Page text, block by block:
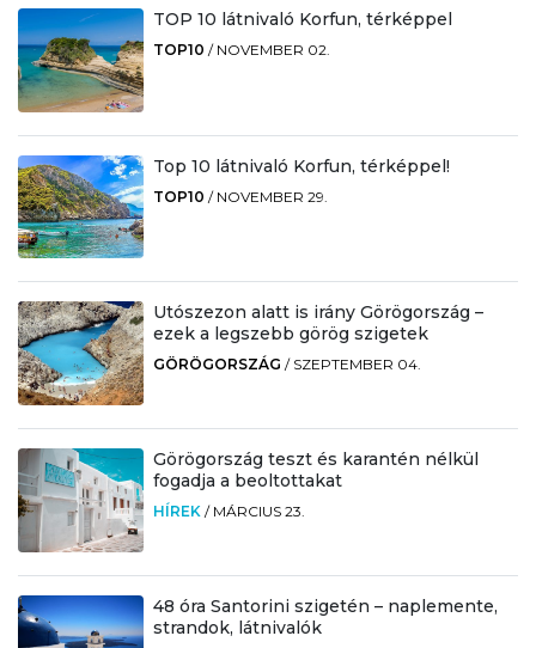
TOP 10 látnivaló Korfun, térképpel
TOP10 / NOVEMBER 02.
Top 10 látnivaló Korfun, térképpel!
TOP10 / NOVEMBER 29.
Utószezon alatt is irány Görögország –
ezek a legszebb görög szigetek
GÖRÖGORSZÁG / SZEPTEMBER 04.
Görögország teszt és karantén nélkül
fogadja a beoltottakat
HÍREK / MÁRCIUS 23.
48 óra Santorini szigetén – naplemente,
strandok, látnivalók